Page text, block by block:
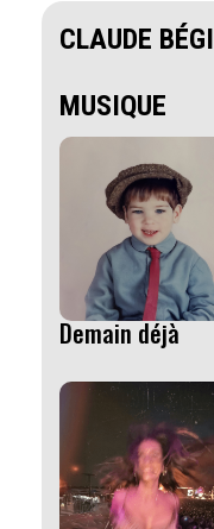
CLAUDE
MUSIQUE
Demain déjà